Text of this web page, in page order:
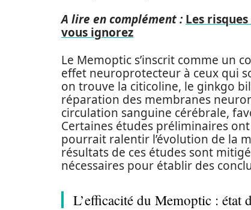
A lire en complément : Les
vous ignorez
Le Memoptic s’inscrit comme un
effet neuroprotecteur à ceux qui
on trouve la citicoline, le ginkgo
réparation des membranes
circulation sanguine cérébrale,
Certaines études préliminaires
pourrait ralentir l’évolution de la
résultats de ces études sont
nécessaires pour établir des
L’efficacité du Memoptic : état